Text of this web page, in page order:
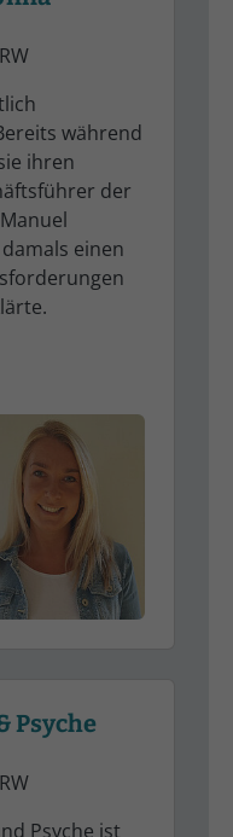
während
ihren
der
einen
Psyche
Psyche ist